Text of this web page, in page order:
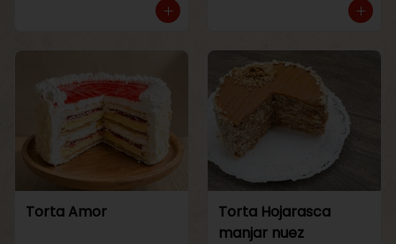
Torta Amor
Torta Hojarasca
manjar nuez